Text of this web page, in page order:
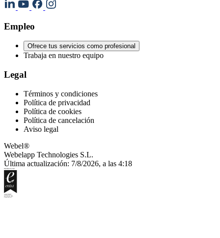
Empleo
Ofrece tus servicios como profesional
Trabaja en nuestro equipo
Legal
Términos y condiciones
Política de privacidad
Política de cookies
Política de cancelación
Aviso legal
Webel®
Webelapp Technologies S.L.
Última actualización: 7/8/2026, a las 4:18